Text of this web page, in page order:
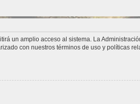
un amplio acceso al sistema. La
con nuestros términos de uso y políticas